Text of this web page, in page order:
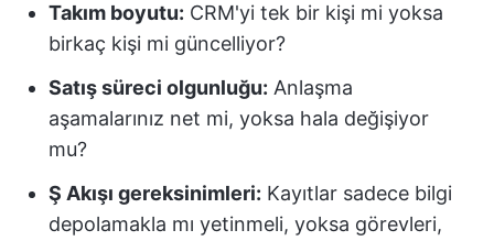
Takım boyutu: CRM'yi tek bir kişi mi yoksa
birkaç kişi mi güncelliyor?
Satış süreci olgunluğu: Anlaşma
aşamalarınız net mi, yoksa hala değişiyor
mu?
Ş Akışı gereksinimleri: Kayıtlar sadece bilgi
depolamakla mı yetinmeli, yoksa görevleri,